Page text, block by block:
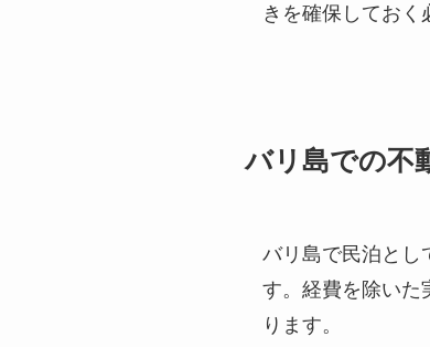
きを確保しておく
バリ島での不
バリ島で民泊とし
す。経費を除いた
ります。